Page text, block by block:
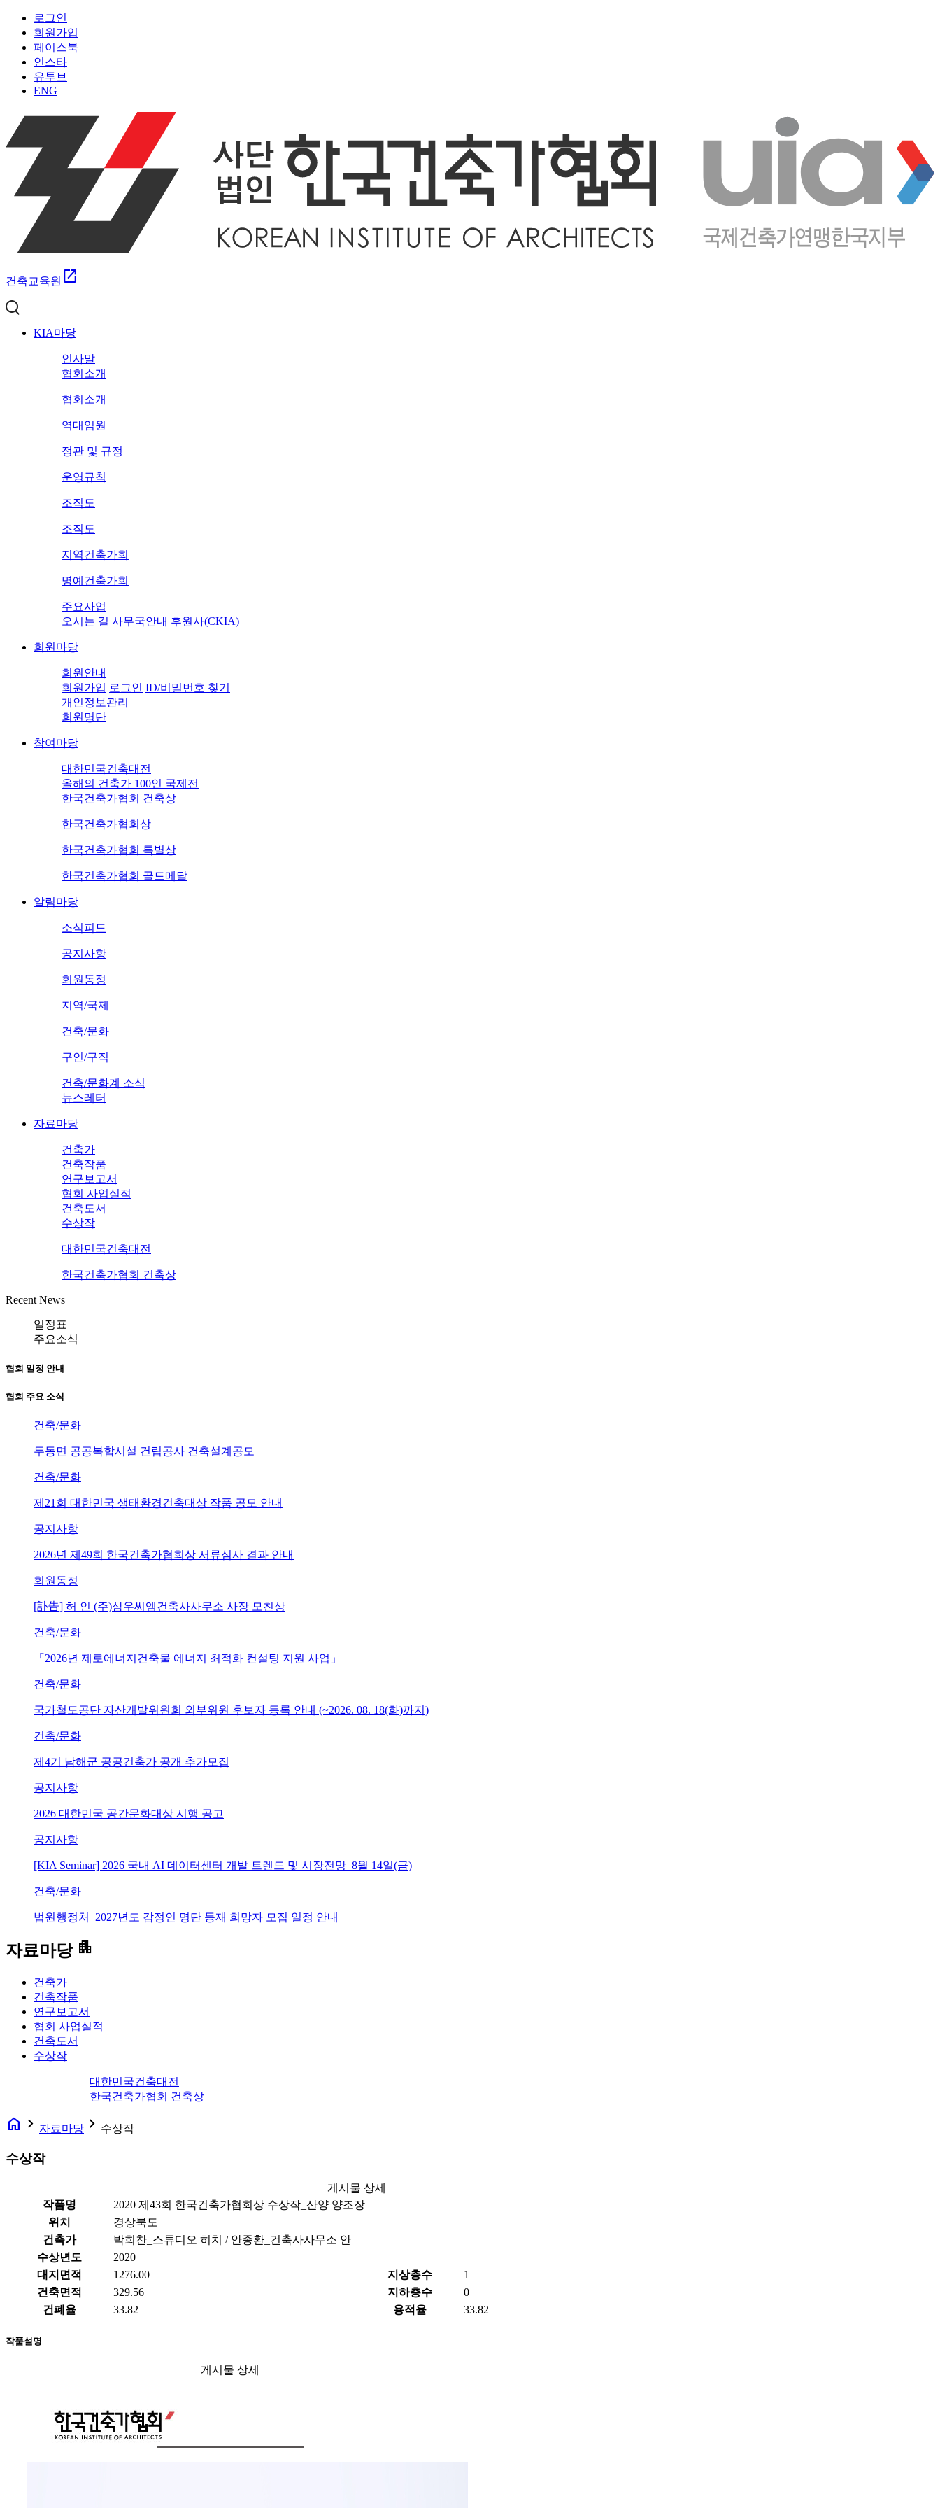
로그인
회원가입
페이스북
인스타
유투브
ENG
건축교육원 open_in_new
KIA마당
인사말
협회소개
협회소개
역대임원
정관 및 규정
운영규칙
조직도
조직도
지역건축가회
명예건축가회
주요사업
오시는 길 사무국안내 후원사(CKIA)
회원마당
회원안내
회원가입 로그인 ID/비밀번호 찾기
개인정보관리
회원명단
참여마당
대한민국건축대전
올해의 건축가 100인 국제전
한국건축가협회 건축상
한국건축가협회상
한국건축가협회 특별상
한국건축가협회 골드메달
알림마당
소식피드
공지사항
회원동정
지역/국제
건축/문화
구인/구직
건축/문화계 소식
뉴스레터
자료마당
건축가
건축작품
연구보고서
협회 사업실적
건축도서
수상작
대한민국건축대전
한국건축가협회 건축상
Recent News
일정표
주요소식
협회 일정 안내
협회 주요 소식
건축/문화
두동면 공공복합시설 건립공사 건축설계공모
건축/문화
제21회 대한민국 생태환경건축대상 작품 공모 안내
공지사항
2026년 제49회 한국건축가협회상 서류심사 결과 안내
회원동정
[訃告] 허 인 (주)삼우씨엠건축사사무소 사장 모친상
건축/문화
「2026년 제로에너지건축물 에너지 최적화 컨설팅 지원 사업」
건축/문화
국가철도공단 자산개발위원회 외부위원 후보자 등록 안내 (~2026. 08. 18(화)까지)
건축/문화
제4기 남해군 공공건축가 공개 추가모집
공지사항
2026 대한민국 공간문화대상 시행 공고
공지사항
[KIA Seminar] 2026 국내 AI 데이터센터 개발 트렌드 및 시장전망_8월 14일(금)
건축/문화
법원행정처_2027년도 감정인 명단 등재 희망자 모집 일정 안내
자료마당 apartment
건축가
건축작품
연구보고서
협회 사업실적
건축도서
수상작
대한민국건축대전
한국건축가협회 건축상
home navigate_next 자료마당 navigate_next 수상작
수상작
게시물 상세
작품명
2020 제43회 한국건축가협회상 수상작_산양 양조장
위치
경상북도
건축가
박희찬_스튜디오 히치 / 안종환_건축사사무소 안
수상년도
2020
대지면적
1276.00 지상층수
1
건축면적
329.56 지하층수
0
건폐율
33.82 용적율 33.82
작품설명
게시물 상세